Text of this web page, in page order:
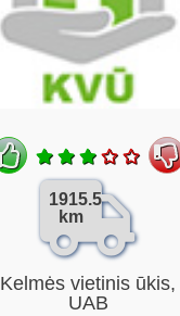
1915.5
km
Kelmės vietinis ūkis,
UAB